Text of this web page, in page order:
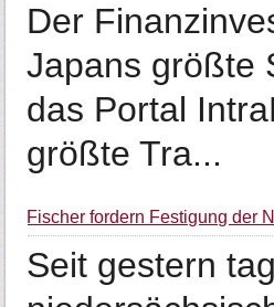
Der
Japans größte
das Portal
größte Tra...
Fischer fordern Festigung der
Seit gestern